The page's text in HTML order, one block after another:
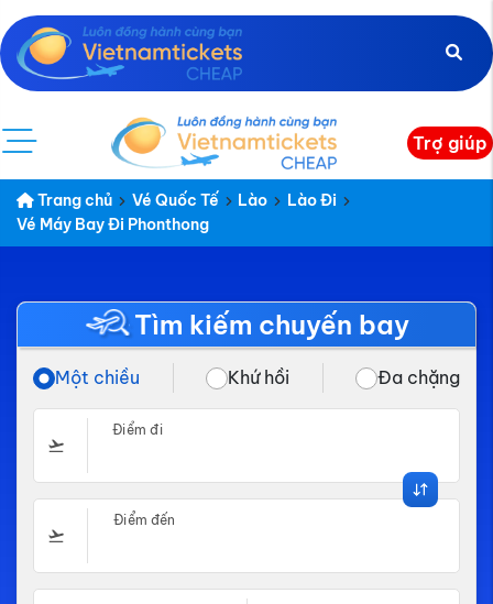
Trợ giúp
Trang chủ Vé Quốc Tế Lào
Lào Đi
Vé Máy Bay Đi Phonthong
Tìm kiếm chuyến bay
Một chiều Khứ hồi Đa chặng
Điểm đi
Điểm đến